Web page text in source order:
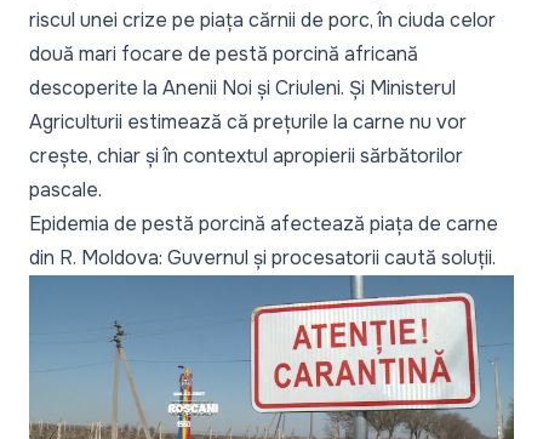
riscul unei crize pe piața cărnii de porc, în ciuda celor
două mari focare de pestă porcină africană
descoperite la Anenii Noi și Criuleni. Și Ministerul
Agriculturii estimează că prețurile la carne nu vor
crește, chiar și în contextul apropierii sărbătorilor
pascale.
Epidemia de pestă porcină afectează piața de carne
din R. Moldova: Guvernul și procesatorii caută soluții.